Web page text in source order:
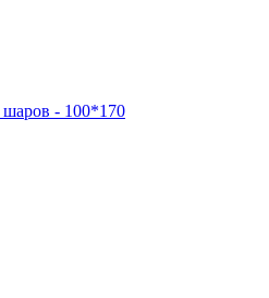
шаров - 100*170